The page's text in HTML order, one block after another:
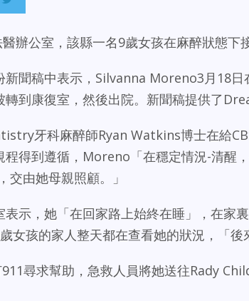
辦公室，該縣一名9歲女孩在麻醉狀態下
新聞稿中表示，Silvanna Moreno3月18
轉到康復室，然後出院。新聞稿提供了
牙科麻醉師Ryan Watkins博士在給
程得到遵循，Moreno「在穩定情況-清醒
交由她母親照顧。」
表示，她「在回家路上始終在睡」，在家
女孩的家人整天都在查看她的狀況，「後
尋求幫助，急救人員將她送往Rady